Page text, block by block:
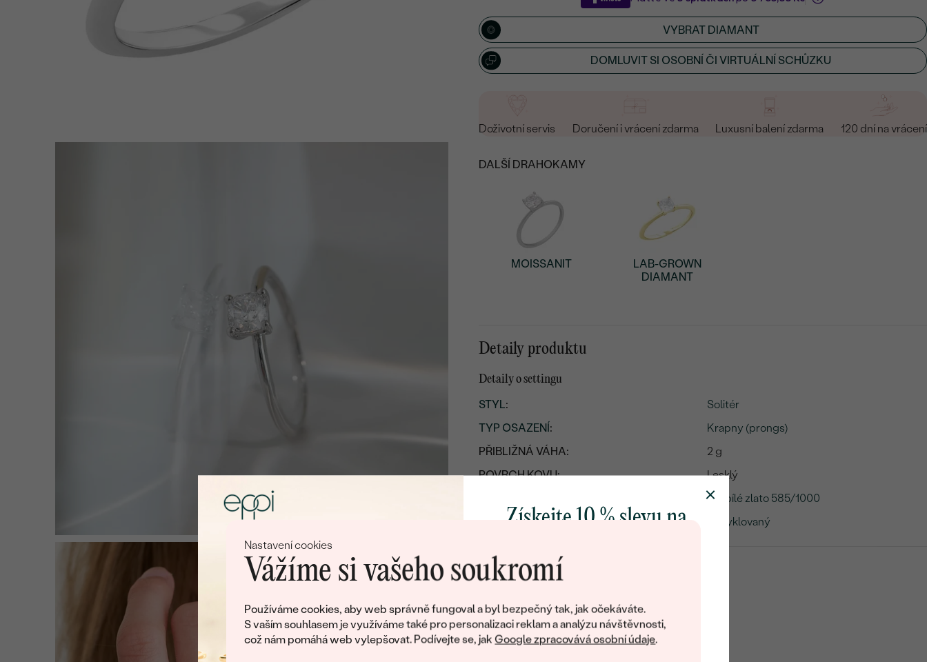
Nastavení cookies
Vážíme si vašeho soukromí
Používáme cookies, aby web správně fungoval a byl bezpečný tak, jak očekáváte.
S vaším souhlasem je využíváme také pro personalizaci reklam a analýzu návštěvnosti,
což nám pomáhá web vylepšovat. Podívejte se, jakGoogle zpracovává osobní údaje.
VYBRAT DIAMANT
DOMLUVIT SI OSOBNÍ ČI VIRTUÁLNÍ SCHŮZKU
Doživotní servis Doručení i vrácení zdarma Luxusní balení zdarma 120 dní na vrácení
DALŠÍ DRAHOKAMY
MOISSANIT
LAB-GROWN
DIAMANT
Detaily produktu
Detaily o settingu
STYL:
Solitér
TYP OSAZENÍ:
Krapny (prongs)
PŘIBLIŽNÁ VÁHA:
2 g
POVRCH KOVU:
Lesklý
14k bílé zlato 585/1000
PŮVOD KOVU : Recyklovaný
Získejte 10 % slevu na
poctivě vyráběných šperků Eppi.
Jako dárek na přivítání vám obratem
zašleme slevový kód na váš první